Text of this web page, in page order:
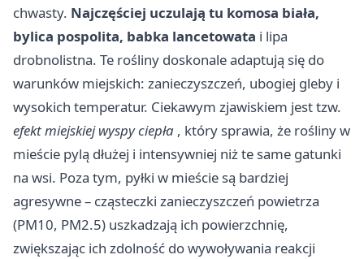
chwasty. Najczęściej uczulają tu komosa biała,
bylica pospolita, babka lancetowata i lipa
drobnolistna. Te rośliny doskonale adaptują się do
warunków miejskich: zanieczyszczeń, ubogiej gleby i
wysokich temperatur. Ciekawym zjawiskiem jest tzw.
efekt miejskiej wyspy ciepła , który sprawia, że rośliny w
mieście pylą dłużej i intensywniej niż te same gatunki
na wsi. Poza tym, pyłki w mieście są bardziej
agresywne – cząsteczki zanieczyszczeń powietrza
(PM10, PM2.5) uszkadzają ich powierzchnię,
zwiększając ich zdolność do wywoływania reakcji